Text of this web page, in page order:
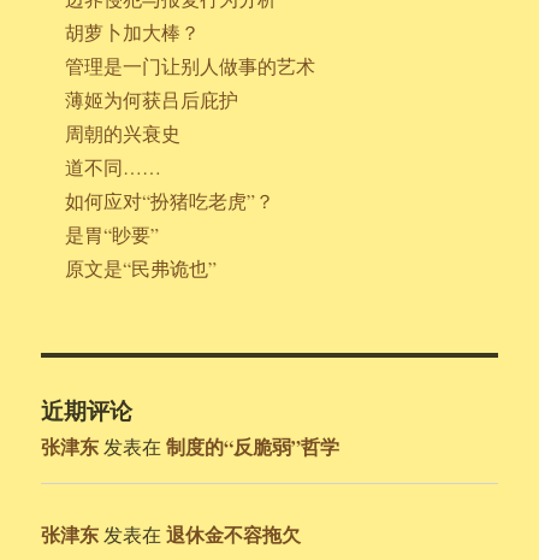
胡萝卜加大棒？
管理是一门让别人做事的艺术
薄姬为何获吕后庇护
周朝的兴衰史
道不同……
如何应对“扮猪吃老虎”？
是胃“眇要”
原文是“民弗诡也”
近期评论
张津东 发表在制度的“反脆弱”哲学
张津东 发表在退休金不容拖欠